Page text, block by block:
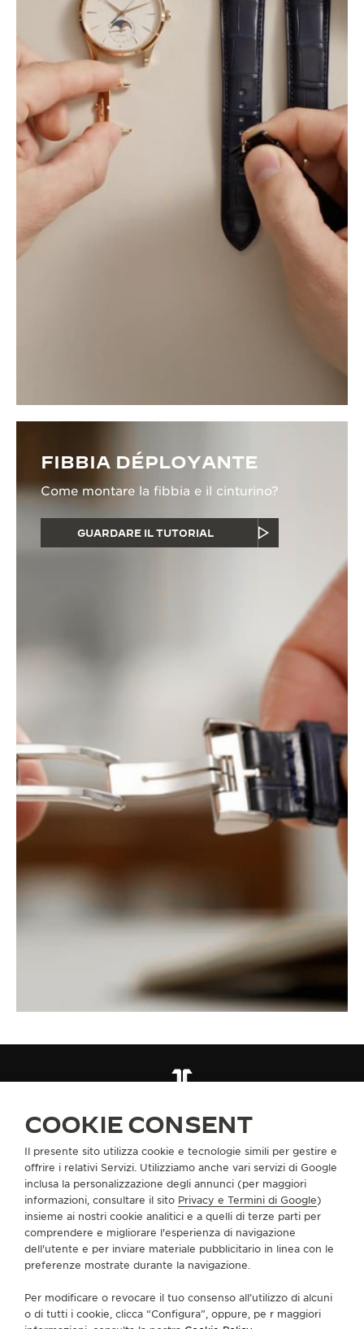
FIBBIA DÉPLOYANTE
Come montare la fibbia e il cinturino?
GUARDARE IL TUTORIAL
VAI ALLA PAGINA INSTAGRAM DI JAEGER-
VAI ALLA PAGINA LINKEDIN DI JAEGER-
VAI ALLA PAGINA FACEBOOK DI
VAI ALLA PAGINA YOUTUBE
VAI ALLA PAGINA
VAI ALLA PAGINA
INFORMAZIONI SU DI NOI
SERVIZI
CONTATTI
COOKIE CONSENT
Il presente sito utilizza cookie e tecnologie simili per gestire e
offrire i relativi Servizi. Utilizziamo anche vari servizi di Google
inclusa la personalizzazione degli annunci (per maggiori
informazioni, consultare il sito Privacy e Termini di Google)
insieme ai nostri cookie analitici e a quelli di terze parti per
comprendere e migliorare l'esperienza di navigazione
dell'utente e per inviare materiale pubblicitario in linea con le
preferenze mostrate durante la navigazione.
Per modificare o revocare il tuo consenso all’utilizzo di alcuni
o di tutti i cookie, clicca “Configura”, oppure, pe r maggiori